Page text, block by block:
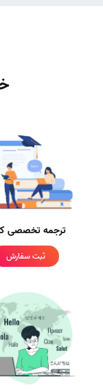
ترجمه تخصصی
ثبت سفارش